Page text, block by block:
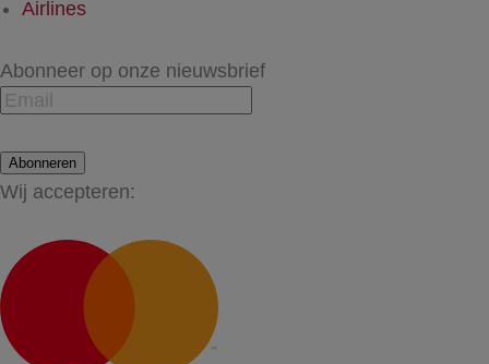
Airlines
Abonneer op onze nieuwsbrief
Abonneren
Wij accepteren: